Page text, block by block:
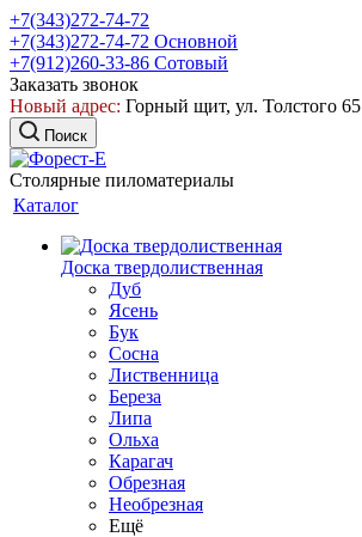
+7(343)272-74-72
+7(343)272-74-72 Основной
+7(912)260-33-86 Сотовый
Заказать звонок
Новый адрес: Горный щит, ул. Толстого 65
Поиск
Столярные пиломатериалы
Каталог
Доска твердолиственная
Дуб
Ясень
Бук
Сосна
Лиственница
Береза
Липа
Ольха
Карагач
Обрезная
Необрезная
Ещё